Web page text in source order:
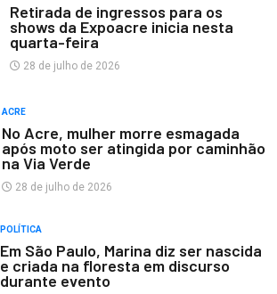
Retirada de ingressos para os
shows da Expoacre inicia nesta
quarta-feira
28 de julho de 2026
ACRE
No Acre, mulher morre esmagada
após moto ser atingida por caminhão
na Via Verde
28 de julho de 2026
POLÍTICA
Em São Paulo, Marina diz ser nascida
e criada na floresta em discurso
durante evento